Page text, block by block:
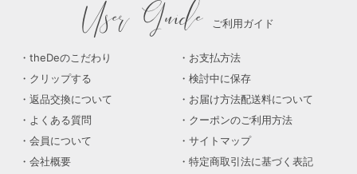
User Guide ご利用ガイド
theDeのこだわり
お支払方法
クリップする
検討中に保存
返品交換について
お届け方法配送料について
よくある質問
クーポンのご利用方法
会員について
サイトマップ
会社概要
特定商取引法に基づく表記